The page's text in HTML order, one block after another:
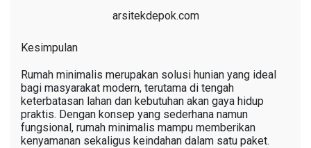
arsitekdepok.com
Kesimpulan
Rumah minimalis merupakan solusi hunian yang ideal
bagi masyarakat modern, terutama di tengah
keterbatasan lahan dan kebutuhan akan gaya hidup
praktis. Dengan konsep yang sederhana namun
fungsional, rumah minimalis mampu memberikan
kenyamanan sekaligus keindahan dalam satu paket.